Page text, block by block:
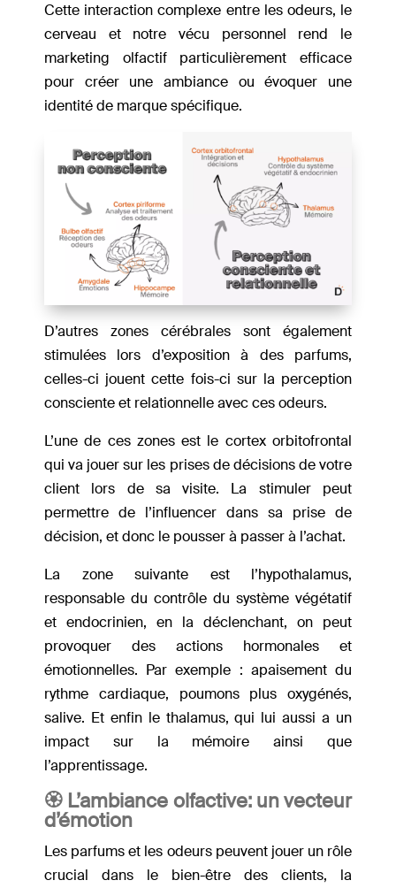
Cette interaction complexe entre les odeurs, le
cerveau et notre vécu personnel rend le
marketing olfactif particulièrement efficace
pour créer une ambiance ou évoquer une
identité de marque spécifique.
D’autres zones cérébrales sont également
stimulées lors d’exposition à des parfums,
celles-ci jouent cette fois-ci sur la perception
consciente et relationnelle avec ces odeurs.
L’une de ces zones est le cortex orbitofrontal
qui va jouer sur les prises de décisions de votre
client lors de sa visite. La stimuler peut
permettre de l’influencer dans sa prise de
décision, et donc le pousser à passer à l’achat.
La zone suivante est l’hypothalamus,
responsable du contrôle du système végétatif
et endocrinien, en la déclenchant, on peut
provoquer des actions hormonales et
émotionnelles. Par exemple : apaisement du
rythme cardiaque, poumons plus oxygénés,
salive. Et enfin le thalamus, qui lui aussi a un
impact sur la mémoire ainsi que
l’apprentissage.
🏵 L’ambiance olfactive: un vecteur
d’émotion
Les parfums et les odeurs peuvent jouer un rôle
crucial dans le bien-être des clients, la